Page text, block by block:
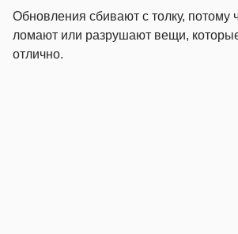
Обновления сбивают с толку, потому
ломают или разрушают вещи,
отлично.